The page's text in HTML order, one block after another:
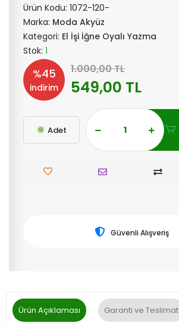
Ürün Kodu: 1072-120-
Marka: Moda Akyüz
Kategori: El İşi İğne Oyalı Yazma
Stok: 1
%45
indirim
1.000,00 TL
549,00 TL
Adet
Güvenli Alışveriş
Ürün Açıklaması Garanti ve Teslimat